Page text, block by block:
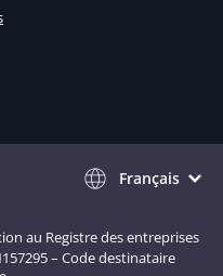
Français
au Registre des entreprises
– Code destinataire